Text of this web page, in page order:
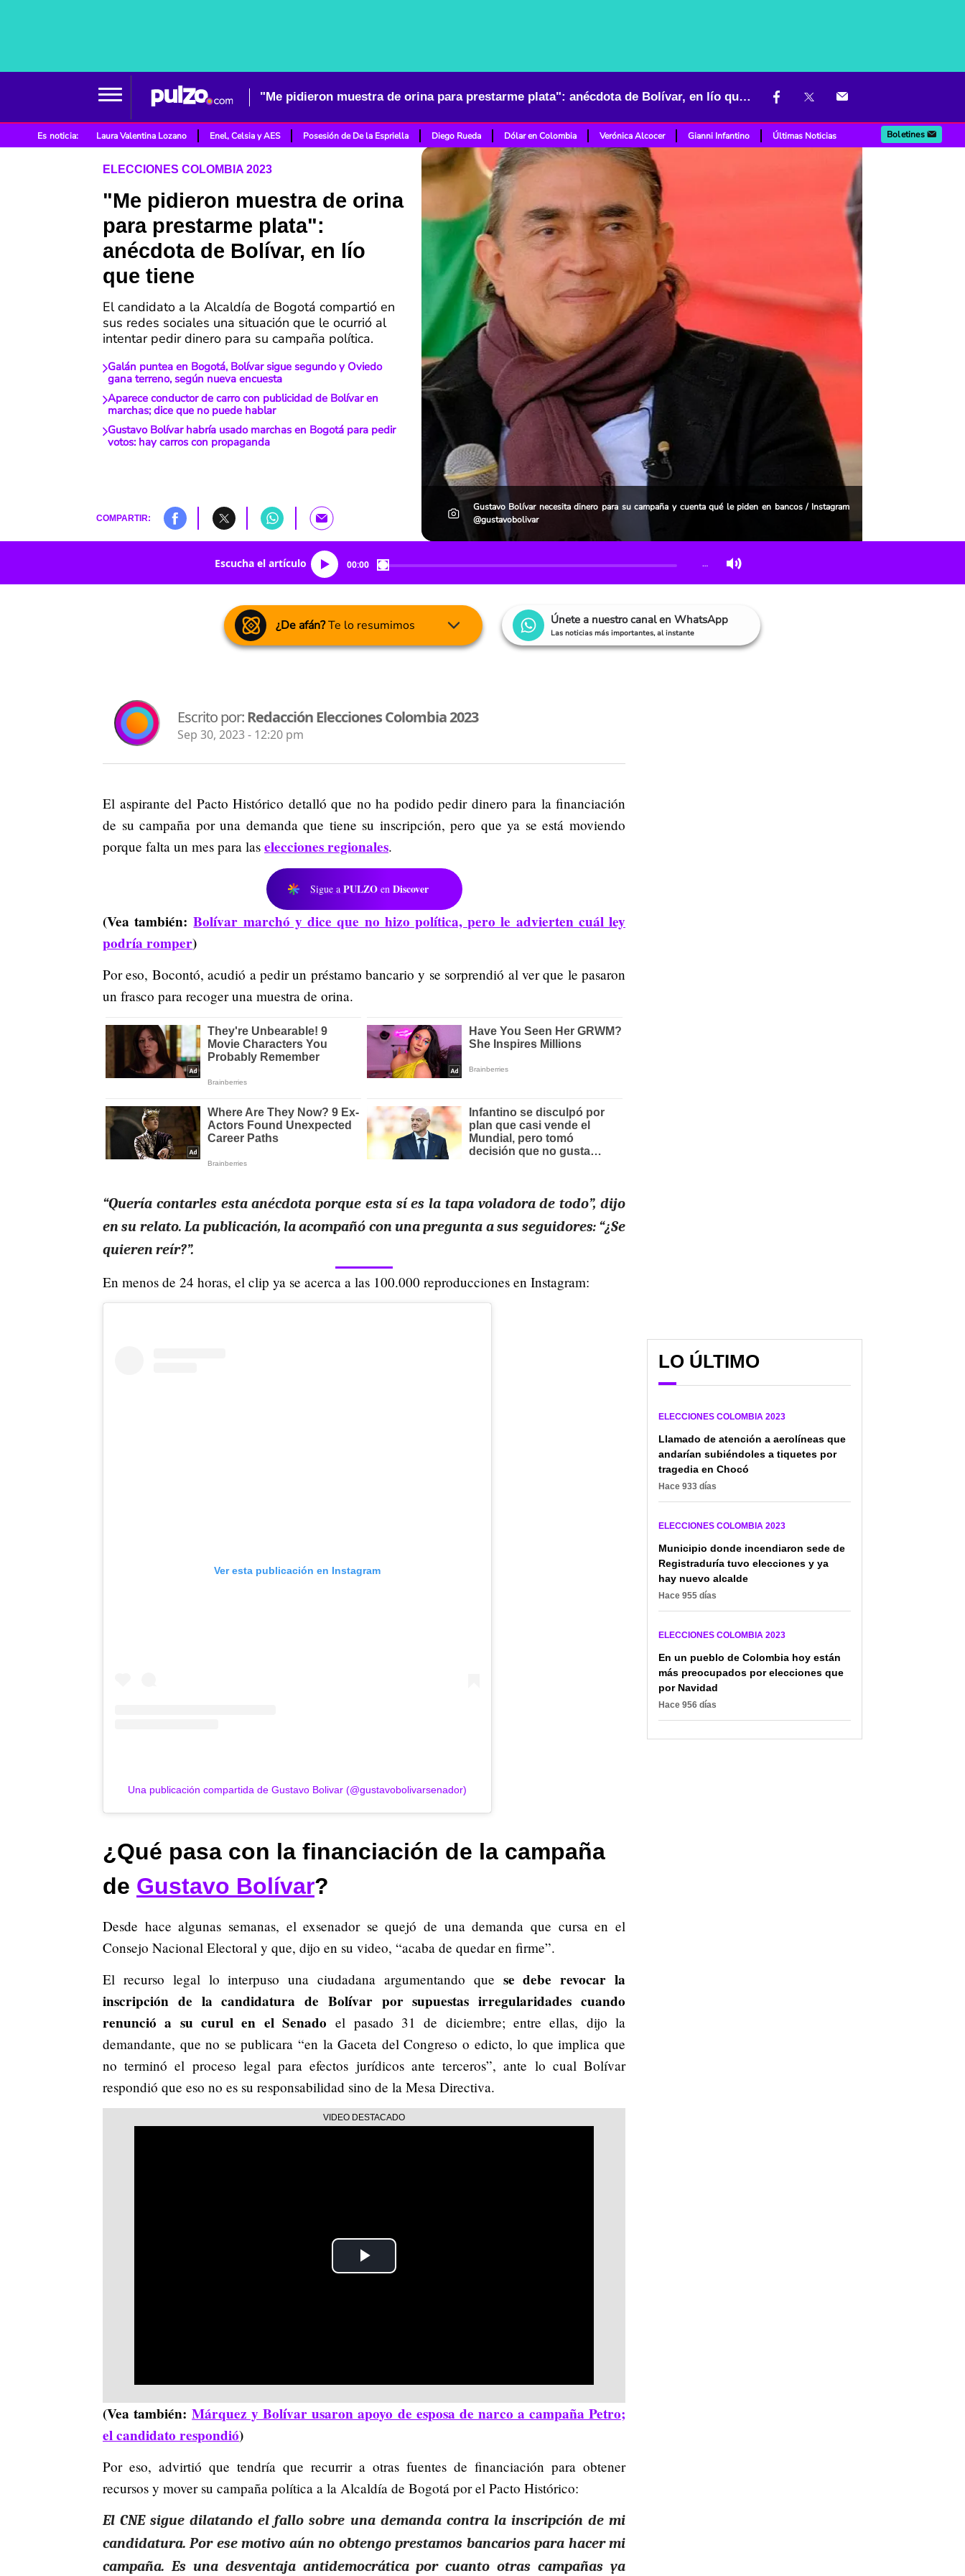
"Me pidieron muestra de orina para prestarme plata": anécdota de Bolívar, en lío que tiene
Es noticia: Laura Valentina Lozano Enel, Celsia y AES Posesión de De la Espriella Diego Rueda Dólar en Colombia Verónica Alcocer Gianni Infantino Últimas Noticias Boletines
ELECCIONES COLOMBIA 2023
"Me pidieron muestra de orina
para prestarme plata":
anécdota de Bolívar, en lío
que tiene
El candidato a la Alcaldía de Bogotá compartió en
sus redes sociales una situación que le ocurrió al
intentar pedir dinero para su campaña política.
Galán puntea en Bogotá, Bolívar sigue segundo y Oviedo
gana terreno, según nueva encuesta
Aparece conductor de carro con publicidad de Bolívar en
marchas; dice que no puede hablar
Gustavo Bolívar habría usado marchas en Bogotá para pedir
votos: hay carros con propaganda
COMPARTIR:
Gustavo Bolívar necesita dinero para su campaña y cuenta qué le piden en bancos / Instagram
@gustavobolivar
Escucha el artículo 00:00 …
¿De afán?Te lo resumimos Únete a nuestro canal en WhatsApp
Las noticias más importantes, al instante
Escrito por:Redacción Elecciones Colombia 2023
Sep 30, 2023 - 12:20 pm
El aspirante del Pacto Histórico detalló que no ha podido pedir dinero para la financiación
de su campaña por una demanda que tiene su inscripción, pero que ya se está moviendo
porque falta un mes para las elecciones regionales.
Sigue a PULZO en Discover
(Vea también:Bolívar marchó y dice que no hizo política, pero le advierten cuál ley
podría romper)
Por eso, Bocontó, acudió a pedir un préstamo bancario y se sorprendió al ver que le pasaron
un frasco para recoger una muestra de orina.
“Quería contarles esta anécdota porque esta sí es la tapa voladora de todo”, dijo
en su relato. La publicación, la acompañó con una pregunta a sus seguidores: “¿Se
quieren reír?”.
En menos de 24 horas, el clip ya se acerca a las 100.000 reproducciones en Instagram:
Ver esta publicación en Instagram
Una publicación compartida de Gustavo Bolivar (@gustavobolivarsenador)
¿Qué pasa con la financiación de la campaña
de Gustavo Bolívar?
Desde hace algunas semanas, el exsenador se quejó de una demanda que cursa en el
Consejo Nacional Electoral y que, dijo en su video, “acaba de quedar en firme”.
El recurso legal lo interpuso una ciudadana argumentando que se debe revocar la
inscripción de la candidatura de Bolívar por supuestas irregularidades cuando
renunció a su curul en el Senado el pasado 31 de diciembre; entre ellas, dijo la
demandante, que no se publicara “en la Gaceta del Congreso o edicto, lo que implica que
no terminó el proceso legal para efectos jurídicos ante terceros”, ante lo cual Bolívar
respondió que eso no es su responsabilidad sino de la Mesa Directiva.
Play
(Vea también:Márquez y Bolívar usaron apoyo de esposa de narco a campaña Petro;
el candidato respondió)
Por eso, advirtió que tendría que recurrir a otras fuentes de financiación para obtener
recursos y mover su campaña política a la Alcaldía de Bogotá por el Pacto Histórico:
El CNE sigue dilatando el fallo sobre una demanda contra la inscripción de mi
candidatura. Por ese motivo aún no obtengo prestamos bancarios para hacer mi
campaña. Es una desventaja antidemocrática por cuanto otras campañas ya
LO ÚLTIMO
ELECCIONES COLOMBIA 2023
Llamado de atención a aerolíneas que
andarían subiéndoles a tiquetes por
tragedia en Chocó
Hace 933 días
ELECCIONES COLOMBIA 2023
Municipio donde incendiaron sede de
Registraduría tuvo elecciones y ya
hay nuevo alcalde
Hace 955 días
ELECCIONES COLOMBIA 2023
En un pueblo de Colombia hoy están
más preocupados por elecciones que
por Navidad
Hace 956 días